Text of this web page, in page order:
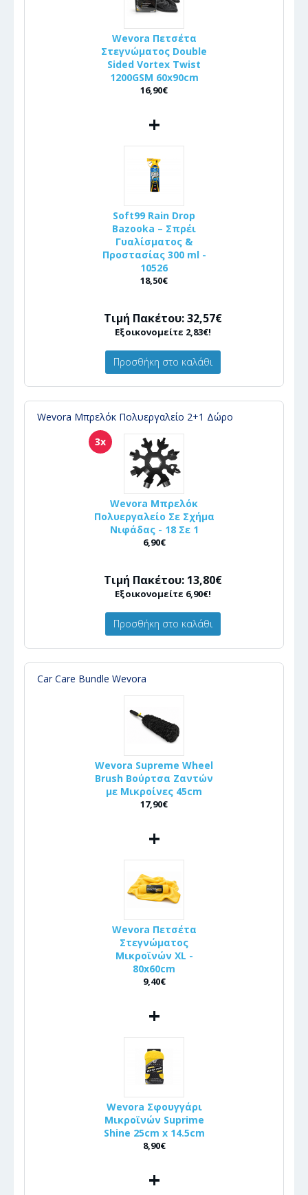
Wevora Πετσέτα
Στεγνώματος Double
Sided Vortex Twist
1200GSM 60x90cm
16,90€
+
Soft99 Rain Drop
Bazooka – Σπρέι
Γυαλίσματος &
Προστασίας 300 ml -
10526
18,50€
Τιμή Πακέτου: 32,57€
Εξοικονομείτε 2,83€!
Προσθήκη στο καλάθι
Wevora Μπρελόκ Πολυεργαλείο 2+1 Δώρο
3x
Wevora Μπρελόκ
Πολυεργαλείο Σε Σχήμα
Νιφάδας - 18 Σε 1
6,90€
Τιμή Πακέτου: 13,80€
Εξοικονομείτε 6,90€!
Προσθήκη στο καλάθι
Car Care Bundle Wevora
Wevora Supreme Wheel
Brush Βούρτσα Ζαντών
με Μικροίνες 45cm
17,90€
+
Wevora Πετσέτα
Στεγνώματος
Μικροϊνών XL -
80x60cm
9,40€
+
Wevora Σφουγγάρι
Μικροϊνών Suprime
Shine 25cm x 14.5cm
8,90€
+